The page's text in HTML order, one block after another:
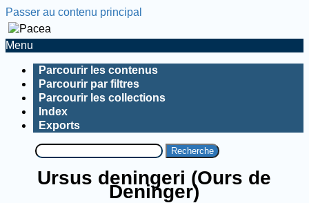
Passer au contenu principal
Menu
Parcourir les contenus
Parcourir par filtres
Parcourir les collections
Index
Exports
Recherche
Ursus deningeri (Ours de
Deninger)